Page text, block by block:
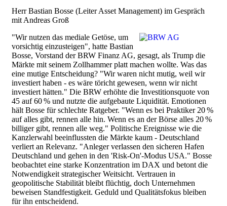
Herr Bastian Bosse (Leiter Asset Management) im Gespräch
mit Andreas Groß
"Wir nutzen das mediale Getöse, um
vorsichtig einzusteigen", hatte Bastian
Bosse, Vorstand der BRW Finanz AG, gesagt, als Trump die
Märkte mit seinem Zollhammer platt machen wollte. Was das
eine mutige Entscheidung? "Wir waren nicht mutig, weil wir
investiert haben - es wäre töricht gewesen, wenn wir nicht
investiert hätten." Die BRW erhöhte die Investitionsquote von
45 auf 60 % und nutzte die aufgebaute Liquidität. Emotionen
hält Bosse für schlechte Ratgeber. "Wenn es bei Praktiker 20 %
auf alles gibt, rennen alle hin. Wenn es an der Börse alles 20 %
billiger gibt, rennen alle weg." Politische Ereignisse wie die
Kanzlerwahl beeinflussten die Märkte kaum - Deutschland
verliert an Relevanz. "Anleger verlassen den sicheren Hafen
Deutschland und gehen in den 'Risk-On'-Modus USA." Bosse
beobachtet eine starke Konzentration im DAX und betont die
Notwendigkeit strategischer Weitsicht. Vertrauen in
geopolitische Stabilität bleibt flüchtig, doch Unternehmen
beweisen Standfestigkeit. Geduld und Qualitätsfokus bleiben
für ihn entscheidend.